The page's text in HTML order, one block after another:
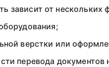
зависит от нескольких
верстки или
перевода документов